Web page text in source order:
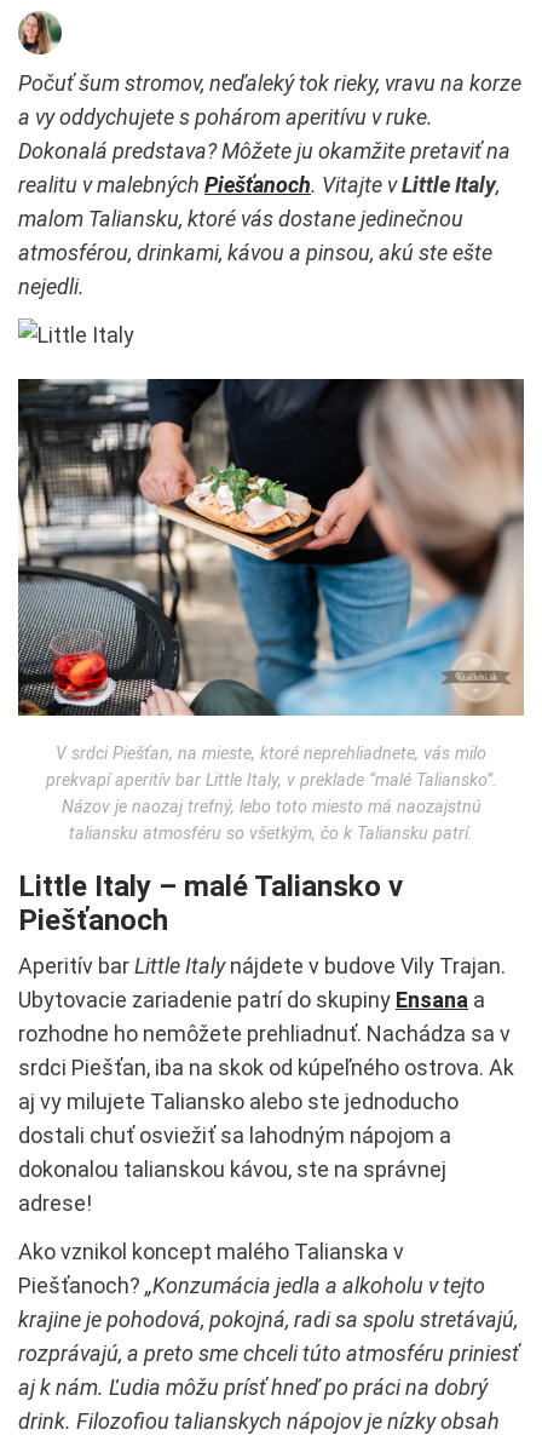
Počuť šum stromov, neďaleký tok rieky, vravu na korze
a vy oddychujete s pohárom aperitívu v ruke.
Dokonalá predstava? Môžete ju okamžite pretaviť na
realitu v malebných Piešťanoch. Vitajte vLittle Italy,
malom Taliansku, ktoré vás dostane jedinečnou
atmosférou, drinkami, kávou a pinsou, akú ste ešte
nejedli.
V srdci Piešťan, na mieste, ktoré neprehliadnete, vás milo
prekvapí aperitív bar Little Italy, v preklade “malé Taliansko”.
Názov je naozaj trefný, lebo toto miesto má naozajstnú
taliansku atmosféru so všetkým, čo k Taliansku patrí.
Little Italy – malé Taliansko v
Piešťanoch
Aperitív barLittle Italynájdete v budove Vily Trajan.
Ubytovacie zariadenie patrí do skupiny Ensana a
rozhodne ho nemôžete prehliadnuť. Nachádza sa v
srdci Piešťan, iba na skok od kúpeľného ostrova. Ak
aj vy milujete Taliansko alebo ste jednoducho
dostali chuť osviežiť sa lahodným nápojom a
dokonalou talianskou kávou, ste na správnej
adrese!
Ako vznikol koncept malého Talianska v
Piešťanoch? „Konzumácia jedla a alkoholu v tejto
krajine je pohodová, pokojná, radi sa spolu stretávajú,
rozprávajú, a preto sme chceli túto atmosféru priniesť
aj k nám. Ľudia môžu prísť hneď po práci na dobrý
drink. Filozofiou talianskych nápojov je nízky obsah